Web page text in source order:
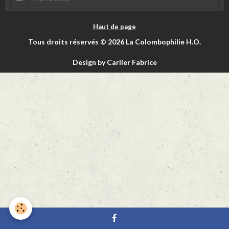
Haut de page
Tous droits réservés © 2026 La Colombophilie H.O.
Design by Carlier Fabrice